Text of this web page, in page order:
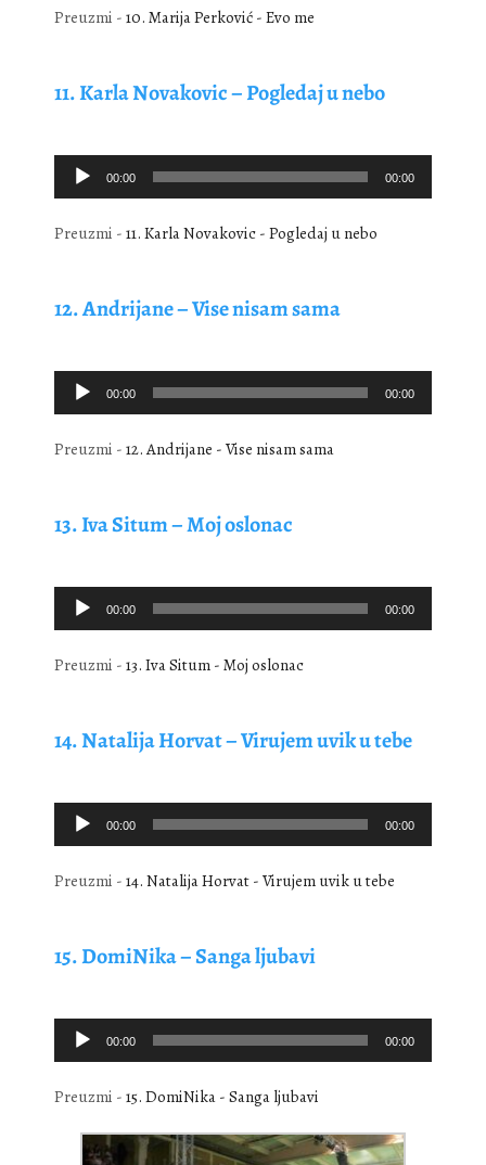
Preuzmi - 10. Marija Perković - Evo me
11. Karla Novakovic – Pogledaj u nebo
Audio
Player
00:00 00:00
Preuzmi - 11. Karla Novakovic - Pogledaj u nebo
12. Andrijane – Vise nisam sama
Audio
Player
00:00 00:00
Preuzmi - 12. Andrijane - Vise nisam sama
13. Iva Situm – Moj oslonac
Audio
Player
00:00 00:00
Preuzmi - 13. Iva Situm - Moj oslonac
14. Natalija Horvat – Virujem uvik u tebe
Audio
Player
00:00 00:00
Preuzmi - 14. Natalija Horvat - Virujem uvik u tebe
15. DomiNika – Sanga ljubavi
Audio
Player
00:00 00:00
Preuzmi - 15. DomiNika - Sanga ljubavi